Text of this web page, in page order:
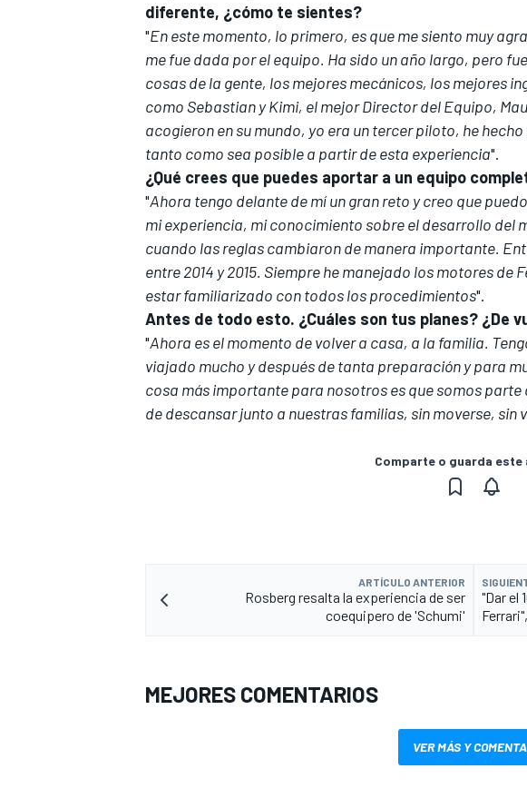
diferente, ¿cómo te sientes?
"En este momento, lo primero, es que me siento muy
me fue dada por el equipo. Ha sido un año largo, pero
cosas de la gente, los mejores mecánicos, los mejores
como Sebastian y Kimi, el mejor Director del Equipo,
acogieron en su mundo, yo era un tercer piloto, he
tanto como sea posible a partir de esta experiencia".
¿Qué crees que puedes aportar a un equipo
"Ahora tengo delante de mí un gran reto y creo que
mi experiencia, mi conocimiento sobre el desarrollo del
cuando las reglas cambiaron de manera importante.
entre 2014 y 2015. Siempre he manejado los motores
estar familiarizado con todos los procedimientos".
Antes de todo esto. ¿Cuáles son tus planes? ¿De
"Ahora es el momento de volver a casa, a la familia.
viajado mucho y después de tanta preparación y para
cosa más importante para nosotros es que somos parte
de descansar junto a nuestras familias, sin moverse, sin
Comparte o guarda
ARTÍCULO ANTERIOR
Rosberg resalta la experiencia de ser
coequipero de 'Schumi'
"Dar el
MEJORES COMENTARIOS
VER MÁS Y